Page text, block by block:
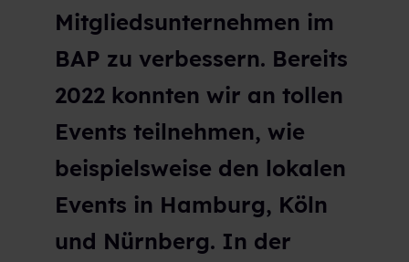
Mitgliedsunternehmen im
BAP zu verbessern. Bereits
2022 konnten wir an tollen
Events teilnehmen, wie
beispielsweise den lokalen
Events in Hamburg, Köln
und Nürnberg. In der